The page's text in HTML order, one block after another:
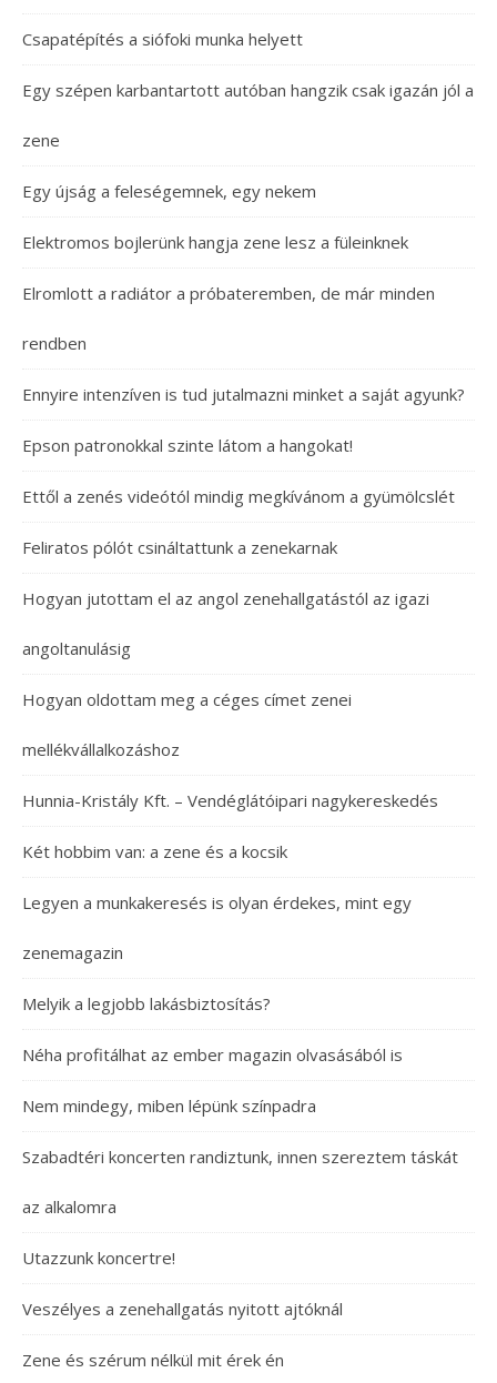
Csapatépítés a siófoki munka helyett
Egy szépen karbantartott autóban hangzik csak igazán jól a
zene
Egy újság a feleségemnek, egy nekem
Elektromos bojlerünk hangja zene lesz a füleinknek
Elromlott a radiátor a próbateremben, de már minden
rendben
Ennyire intenzíven is tud jutalmazni minket a saját agyunk?
Epson patronokkal szinte látom a hangokat!
Ettől a zenés videótól mindig megkívánom a gyümölcslét
Feliratos pólót csináltattunk a zenekarnak
Hogyan jutottam el az angol zenehallgatástól az igazi
angoltanulásig
Hogyan oldottam meg a céges címet zenei
mellékvállalkozáshoz
Hunnia-Kristály Kft. – Vendéglátóipari nagykereskedés
Két hobbim van: a zene és a kocsik
Legyen a munkakeresés is olyan érdekes, mint egy
zenemagazin
Melyik a legjobb lakásbiztosítás?
Néha profitálhat az ember magazin olvasásából is
Nem mindegy, miben lépünk színpadra
Szabadtéri koncerten randiztunk, innen szereztem táskát
az alkalomra
Utazzunk koncertre!
Veszélyes a zenehallgatás nyitott ajtóknál
Zene és szérum nélkül mit érek én